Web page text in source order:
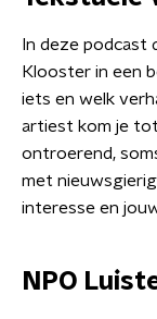
In deze podcast
Klooster in een
iets en welk
artiest kom je
ontroerend,
met
interesse en
NPO